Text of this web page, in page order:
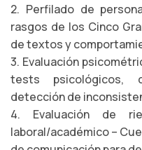
2. Perfilado de
rasgos de los Cinco
de textos y
3. Evaluación
tests psicológicos,
detección de
4. Evaluación de
laboral/académico –